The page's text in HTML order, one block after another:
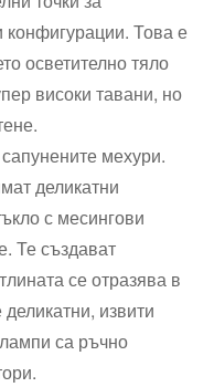
конфигурации. Това е
осветително тяло
високи тавани, но
мехури.
деликатни
с месингови
Те създават
се отразява в
извити
са ръчно